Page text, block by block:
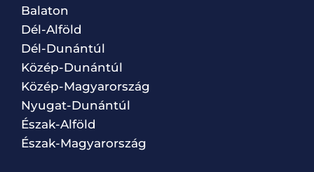
Balaton
Dél-Alföld
Dél-Dunántúl
Közép-Dunántúl
Közép-Magyarország
Nyugat-Dunántúl
Észak-Alföld
Észak-Magyarország